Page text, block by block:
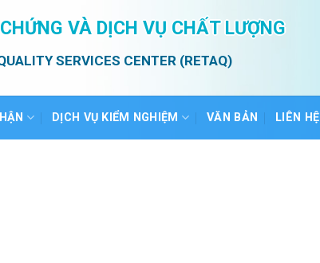
VÀ DỊCH VỤ CHẤT LƯỢNG
SERVICES CENTER (RETAQ)
DỊCH VỤ KIỂM NGHIỆM VĂN BẢN LIÊN HỆ